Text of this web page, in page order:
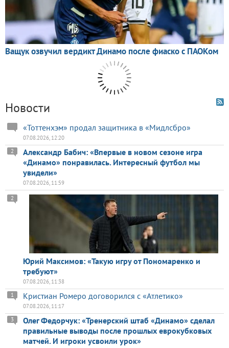
Новости
«Тоттенхэм» продал защитника в «Мидлсбро»
07.08.2026, 12:20
Александр Бабич: «Впервые в новом сезоне игра
«Динамо» понравилась. Интересный футбол мы
увидели»
2
07.08.2026, 11:59
Юрий Максимов: «Такую игру от Пономаренко и
требуют»
2
07.08.2026, 11:38
Кристиан Ромеро договорился с «Атлетико»
1
07.08.2026, 11:17
Олег Федорчук: «Тренерский штаб «Динамо» сделал
правильные выводы после прошлых еврокубковых
матчей. И игроки усвоили урок»
3